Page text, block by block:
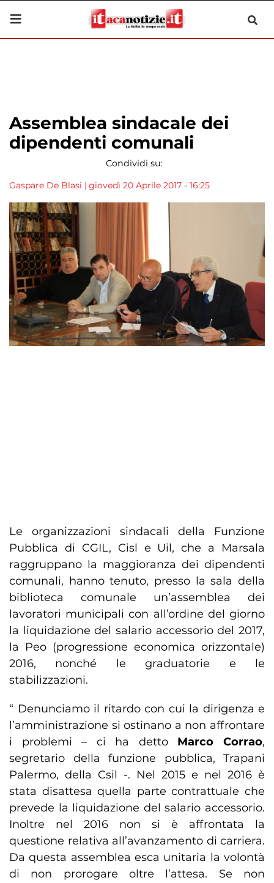
Assemblea sindacale dei
dipendenti comunali
Condividi su:
Gaspare De Blasi | giovedì 20 Aprile 2017 - 16:25
Le organizzazioni sindacali della Funzione
Pubblica di CGIL, Cisl e Uil, che a Marsala
raggruppano la maggioranza dei dipendenti
comunali, hanno tenuto, presso la sala della
biblioteca comunale un’assemblea dei
lavoratori municipali con all’ordine del giorno
la liquidazione del salario accessorio del 2017,
la Peo (progressione economica orizzontale)
2016, nonché le graduatorie e le
stabilizzazioni.
“ Denunciamo il ritardo con cui la dirigenza e
l’amministrazione si ostinano a non affrontare
i problemi – ci ha detto Marco Corrao,
segretario della funzione pubblica, Trapani
Palermo, della Csil -. Nel 2015 e nel 2016 è
stata disattesa quella parte contrattuale che
prevede la liquidazione del salario accessorio.
Inoltre nel 2016 non si è affrontata la
questione relativa all’avanzamento di carriera.
Da questa assemblea esca unitaria la volontà
di non prorogare oltre l’attesa. Se non